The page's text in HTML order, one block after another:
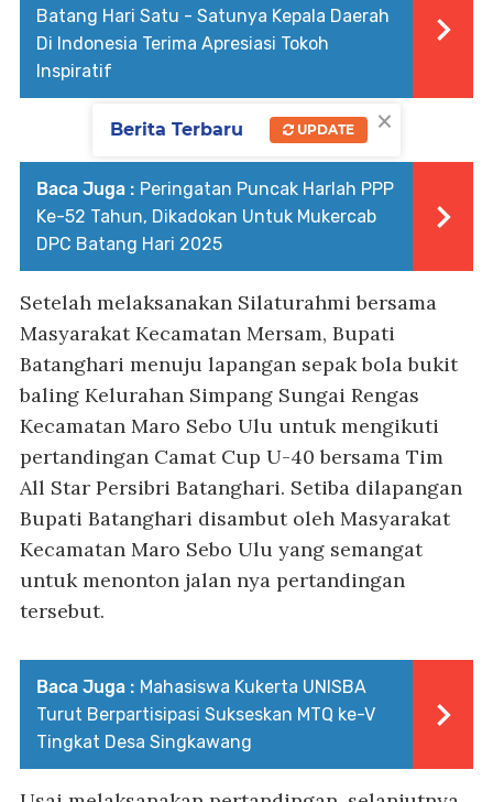
Batang Hari Satu - Satunya Kepala Daerah
Di Indonesia Terima Apresiasi Tokoh
Inspiratif
Baca Juga : Peringatan Puncak Harlah PPP
Ke-52 Tahun, Dikadokan Untuk Mukercab
DPC Batang Hari 2025
Setelah melaksanakan Silaturahmi bersama
Masyarakat Kecamatan Mersam, Bupati
Batanghari menuju lapangan sepak bola bukit
baling Kelurahan Simpang Sungai Rengas
Kecamatan Maro Sebo Ulu untuk mengikuti
pertandingan Camat Cup U-40 bersama Tim
All Star Persibri Batanghari. Setiba dilapangan
Bupati Batanghari disambut oleh Masyarakat
Kecamatan Maro Sebo Ulu yang semangat
untuk menonton jalan nya pertandingan
tersebut.
Baca Juga : Mahasiswa Kukerta UNISBA
Turut Berpartisipasi Sukseskan MTQ ke-V
Tingkat Desa Singkawang
×
Berita Terbaru UPDATE